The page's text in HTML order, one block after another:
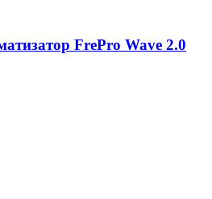
FrePro Wave 2.0